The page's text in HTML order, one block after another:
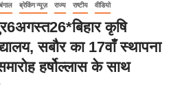
ब्रेकिंग न्यूज़ राज्य राष्टीय वीडियो
कृषि
सबौर का 17वाँ स्थापना
हर्षोल्लास के साथ